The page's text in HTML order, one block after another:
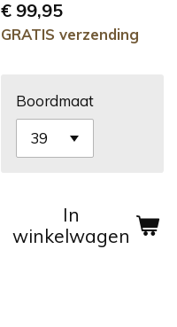
€ 99,95
GRATIS verzending
Boordmaat
In
winkelwagen